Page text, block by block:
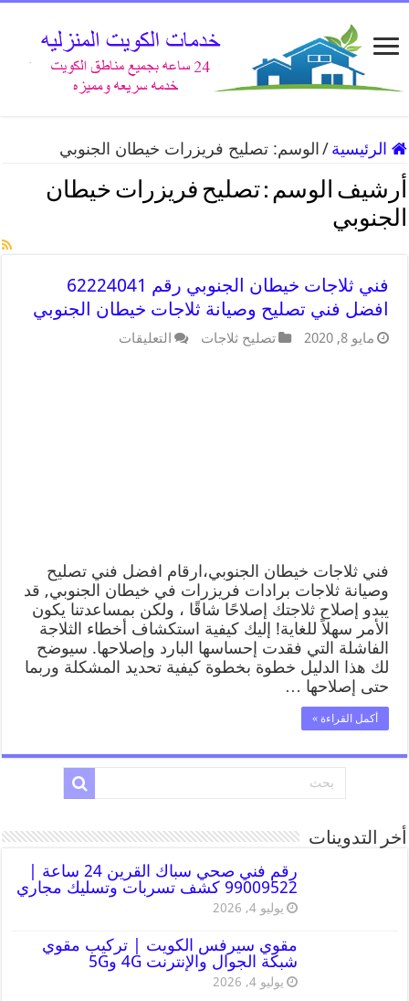
الرئيسية / الوسم:تصليح فريزرات خيطان الجنوبي
أرشيف الوسم :تصليح فريزرات خيطان
الجنوبي
فني ثلاجات خيطان الجنوبي رقم 62224041
افضل فني تصليح وصيانة ثلاجات خيطان الجنوبي
مايو 8, 2020 تصليح ثلاجات التعليقات
فني ثلاجات خيطان الجنوبي،ارقام افضل فني تصليح
وصيانة ثلاجات برادات فريزرات في خيطان الجنوبي, قد
يبدو إصلاح ثلاجتك إصلاحًا شاقًا ، ولكن بمساعدتنا يكون
الأمر سهلاً للغاية! إليك كيفية استكشاف أخطاء الثلاجة
الفاشلة التي فقدت إحساسها البارد وإصلاحها. سيوضح
لك هذا الدليل خطوة بخطوة كيفية تحديد المشكلة وربما
حتى إصلاحها …
أكمل القراءة »
أخر التدوينات
رقم فني صحي سباك القرين 24 ساعة |
99009522 كشف تسربات وتسليك مجاري
يوليو 4, 2026
مقوي سيرفس الكويت | تركيب مقوي
شبكة الجوال والإنترنت 4G و5G
يوليو 4, 2026